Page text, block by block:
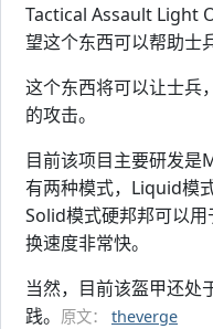
Tactical Assault Light
望这个东西可以帮助士
这个东西将可以让士
的攻击。
目前该项目主要研发是
有两种模式，Liquid模
Solid模式硬邦邦可以
换速度非常快。
当然，目前该盔甲还处
践。 原文： theverge